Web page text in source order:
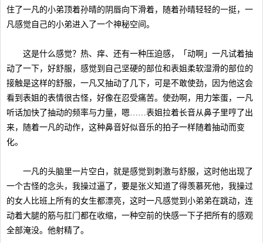
住了一凡的小弟顶着孙晴的阴唇向下滑着，随着孙晴轻轻的一挺，一
凡感觉自己的小弟进入了一个神秘空间。
这是什么感觉？热、痒、还有一种压迫感，「动啊」一凡试着抽
动了一下，好舒服，感觉到自己坚硬的部位和表姐柔软湿滑的部位的
接触是这样的舒服，一凡又抽动了几下，可是不敢使劲，因为他这会
看到表姐的表情很古怪，好像在忍受痛苦。使劲啊，用力笨蛋，一凡
听话加快了抽动的频率与力量，嗯……表姐拉着长音从鼻子里哼了出
来，随着一凡的动作，这种鼻音好似音乐的拍子一样随着抽动而变
化。
一凡的头脑里一片空白，就是感觉到刺激与舒服，这时他出现了
一个古怪的念头，我操过逼了，要是张义知道了得羡慕死他，我操过
的女人比班上所有的女生都漂亮，这时一凡感觉到小弟弟在跳动，连
动着大腿的筋与肛门都在收缩，一种空前的快感一下子把所有的感观
全部淹没。他射精了。